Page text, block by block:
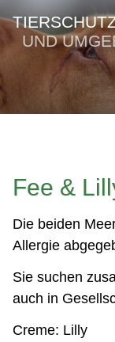
UND
Fee &
Die beiden
Allergie
Sie suchen
auch in
Creme: Lilly